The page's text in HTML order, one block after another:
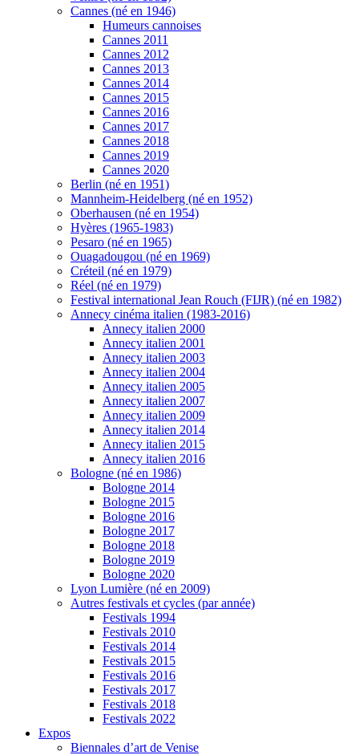
Cannes (né en 1946)
Humeurs cannoises
Cannes 2011
Cannes 2012
Cannes 2013
Cannes 2014
Cannes 2015
Cannes 2016
Cannes 2017
Cannes 2018
Cannes 2019
Cannes 2020
Berlin (né en 1951)
Mannheim-Heidelberg (né en 1952)
Oberhausen (né en 1954)
Hyères (1965-1983)
Pesaro (né en 1965)
Ouagadougou (né en 1969)
Créteil (né en 1979)
Réel (né en 1979)
Festival international Jean Rouch (FIJR) (né en 1982)
Annecy cinéma italien (1983-2016)
Annecy italien 2000
Annecy italien 2001
Annecy italien 2003
Annecy italien 2004
Annecy italien 2005
Annecy italien 2007
Annecy italien 2009
Annecy italien 2014
Annecy italien 2015
Annecy italien 2016
Bologne (né en 1986)
Bologne 2014
Bologne 2015
Bologne 2016
Bologne 2017
Bologne 2018
Bologne 2019
Bologne 2020
Lyon Lumière (né en 2009)
Autres festivals et cycles (par année)
Festivals 1994
Festivals 2010
Festivals 2014
Festivals 2015
Festivals 2016
Festivals 2017
Festivals 2018
Festivals 2022
Expos
Biennales d’art de Venise